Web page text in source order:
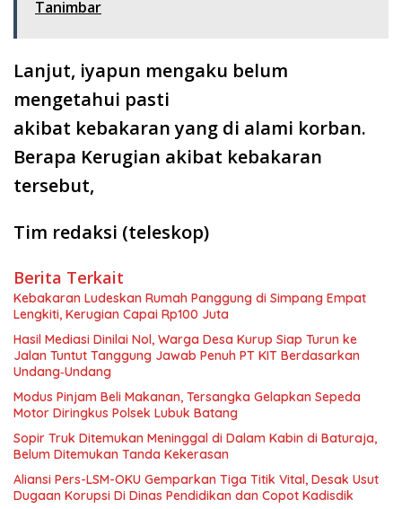
Tanimbar
Lanjut, iyapun mengaku belum
mengetahui pasti
akibat kebakaran yang di alami korban.
Berapa Kerugian akibat kebakaran
tersebut,
Tim redaksi (teleskop)
Berita Terkait
Kebakaran Ludeskan Rumah Panggung di Simpang Empat
Lengkiti, Kerugian Capai Rp100 Juta
Hasil Mediasi Dinilai Nol, Warga Desa Kurup Siap Turun ke
Jalan Tuntut Tanggung Jawab Penuh PT KIT Berdasarkan
Undang‑Undang
Modus Pinjam Beli Makanan, Tersangka Gelapkan Sepeda
Motor Diringkus Polsek Lubuk Batang
Sopir Truk Ditemukan Meninggal di Dalam Kabin di Baturaja,
Belum Ditemukan Tanda Kekerasan
Aliansi Pers-LSM-OKU Gemparkan Tiga Titik Vital, Desak Usut
Dugaan Korupsi Di Dinas Pendidikan dan Copot Kadisdik